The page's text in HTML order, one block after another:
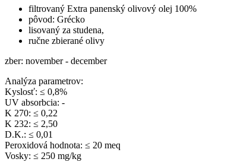
filtrovaný Extra panenský olivový olej 100%
pôvod: Grécko
lisovaný za studena,
ručne zbierané olivy
zber: november - december
Analýza parametrov:
Kyslosť: ≤ 0,8%
UV absorbcia: -
K 270: ≤ 0,22
K 232: ≤ 2,50
D.K.: ≤ 0,01
Peroxidová hodnota: ≤ 20 meq
Vosky: ≤ 250 mg/kg